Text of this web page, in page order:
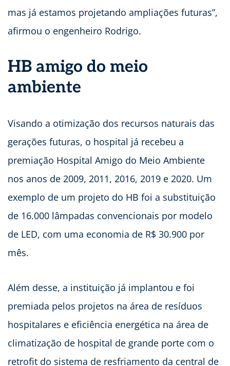
mas já estamos projetando ampliações futuras”,
afirmou o engenheiro Rodrigo.
HB amigo do meio
ambiente
Visando a otimização dos recursos naturais das
gerações futuras, o hospital já recebeu a
premiação Hospital Amigo do Meio Ambiente
nos anos de 2009, 2011, 2016, 2019 e 2020. Um
exemplo de um projeto do HB foi a substituição
de 16.000 lâmpadas convencionais por modelo
de LED, com uma economia de R$ 30.900 por
mês.
Além desse, a instituição já implantou e foi
premiada pelos projetos na área de resíduos
hospitalares e eficiência energética na área de
climatização de hospital de grande porte com o
retrofit do sistema de resfriamento da central de